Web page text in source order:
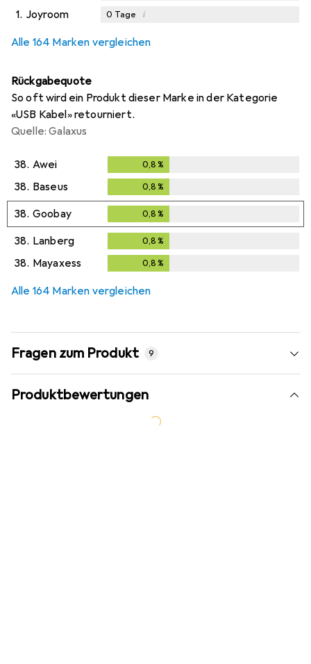
1. Joyroom 0 Tage i
Alle 164 Marken vergleichen
Rückgabequote
So oft wird ein Produkt dieser Marke in der Kategorie
«USB Kabel» retourniert.
Quelle: Galaxus
38. Awei 0,8 %
38. Baseus 0,8 %
38. Goobay 0,8 %
38. Lanberg 0,8 %
38. Mayaxess 0,8 %
Alle 164 Marken vergleichen
Fragen zum Produkt 9
Produktbewertungen